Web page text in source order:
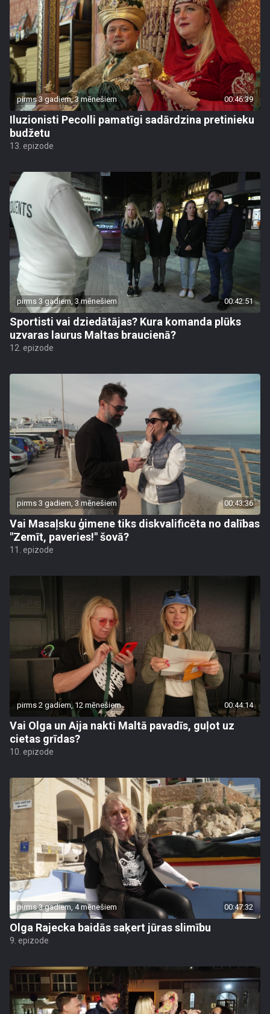
pirms 3 gadiem, 3 mēnešiem 00:46:39
Iluzionisti Pecolli pamatīgi sadārdzina pretinieku
budžetu
13. epizode
pirms 3 gadiem, 3 mēnešiem 00:42:51
Sportisti vai dziedātājas? Kura komanda plūks
uzvaras laurus Maltas braucienā?
12. epizode
pirms 3 gadiem, 3 mēnešiem 00:43:36
Vai Masaļsku ģimene tiks diskvalificēta no dalības
"Zemīt, paveries!" šovā?
11. epizode
pirms 2 gadiem, 12 mēnešiem 00:44:14
Vai Olga un Aija nakti Maltā pavadīs, guļot uz
cietas grīdas?
10. epizode
pirms 3 gadiem, 4 mēnešiem 00:47:32
Olga Rajecka baidās saķert jūras slimību
9. epizode